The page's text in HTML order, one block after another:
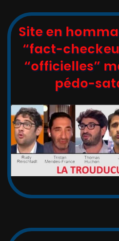
Site en
“fact-
“officielles”
pédo-